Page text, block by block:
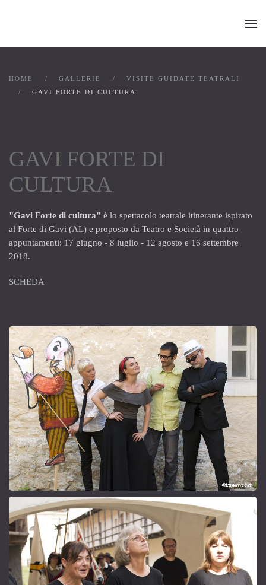
HOME GALLERIE
VISITE GUIDATE TEATRALI
GAVI FORTE DI CULTURA
GAVI FORTE DI
CULTURA
"Gavi Forte di cultura" è lo spettacolo teatrale itinerante ispirato
al Forte di Gavi (AL) e proposto da Teatro e Società in quattro
appuntamenti: 17 giugno - 8 luglio - 12 agosto e 16 settembre
2018.
SCHEDA
Compagnia Teatro e Società
L'accoglienza